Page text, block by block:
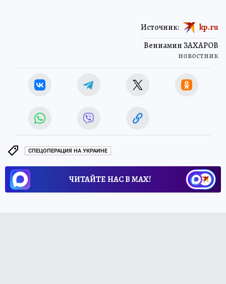
Вениамин ЗАХАРОВ
новостник
Источник: kp.ru
СПЕЦОПЕРАЦИЯ НА УКРАИНЕ
ЧИТАЙТЕ НАС В МАХ!